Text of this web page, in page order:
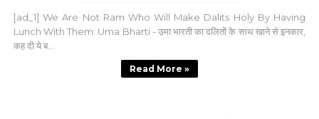
[ad_1] We Are Not Ram Who Will Make Dalits Holy By Having
Lunch With Them: Uma Bharti - उमा भारती का दलितों के साथ खाने से इनकार,
कह दी ये ब...
Read More »